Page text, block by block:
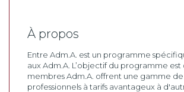
À propos
Entre Adm.A. est un programme
aux Adm.A. L’objectif du programme est
membres Adm.A. offrent une gamme de
professionnels à tarifs avantageux à